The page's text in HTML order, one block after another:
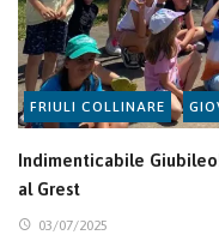
FRIULI COLLINARE
Indimenticabile
al Grest
03/07/2025